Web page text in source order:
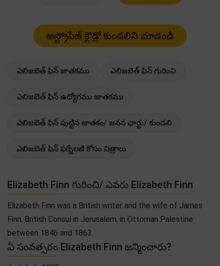
ఎలిజబెత్ ఫిన్ జాతకము ఎలిజబెత్ ఫిన్ గురించి
ఎలిజబెత్ ఫిన్ ఉద్యోగము జాతకము
ఎలిజబెత్ ఫిన్ పుట్టిన జాతకం/ జనన ఛార్టు/ కుండలి
ఎలిజబెత్ ఫిన్ ఫర్నేలజీ కోసం చిత్రాలు
Elizabeth Finn గురించి/ ఎవరు Elizabeth Finn
Elizabeth Finn was a British writer and the wife of James
Finn, British Consul in Jerusalem, in Ottoman Palestine
between 1846 and 1863.
ఏ సంవత్సరం Elizabeth Finn జన్మించారు?